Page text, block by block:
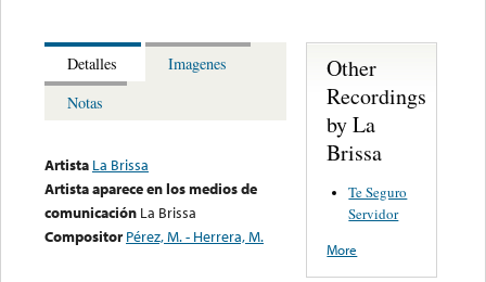
Detalles
Imagenes
Notas
Artista La Brissa
Artista aparece en los medios de
comunicación La Brissa
Compositor Pérez, M. - Herrera, M.
Other
Recordings
by La
Brissa
Te Seguro
Servidor
More